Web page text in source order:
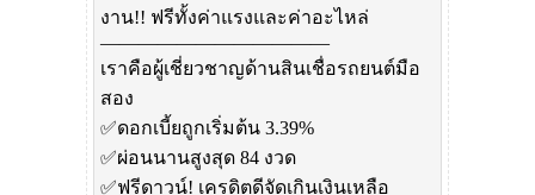
งาน!! ฟรีทั้งค่าแรงและค่าอะไหล่
————————————
เราคือผู้เชี่ยวชาญด้านสินเชื่อรถยนต์มือ
สอง
✅ดอกเบี้ยถูกเริ่มต้น 3.39%
✅ผ่อนนานสูงสุด 84 งวด
✅ฟรีดาวน์! เครดิตดีจัดเกินเงินเหลือ